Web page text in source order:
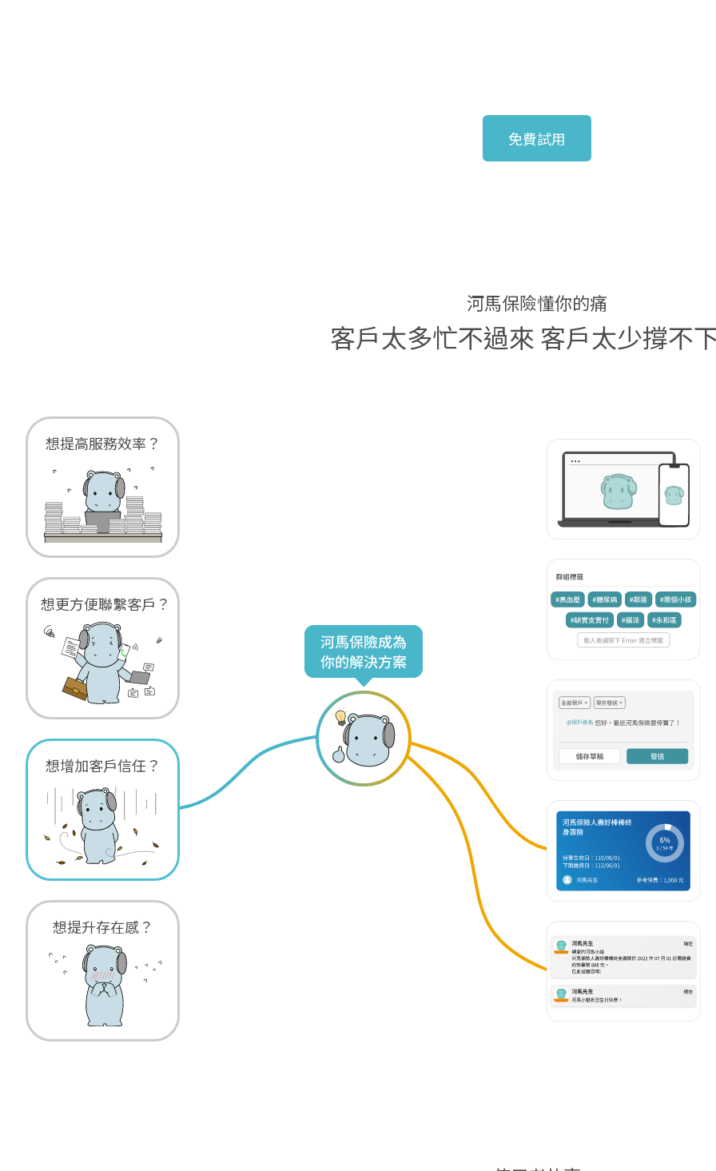
免費試用
河馬保險懂你的痛
客戶太多忙不過來 客戶太少撐不
想提高服務效率？
想更方便聯繫客戶？
想增加客戶信任？
想提升存在感？